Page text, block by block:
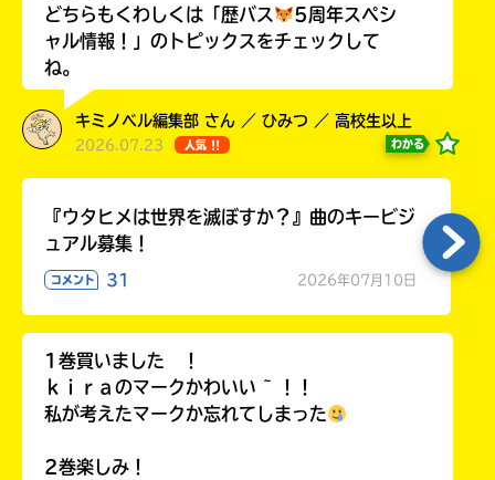
どちらもくわしくは「歴バス
5周年スペシ
ャル情報！」のトピックスをチェックして
ね。
キミノベル編集部 さん ／ ひみつ ／ 高校生以上
2026.07.23 人気 !! わかる
『ウタヒメは世界を滅ぼすか？』曲のキービジ
ュアル募集！
コメント 31 2026年07月10日
1巻買いました ！
ｋｉｒａのマークかわいい ~ ！！
私が考えたマークか忘れてしまった
2巻楽しみ！